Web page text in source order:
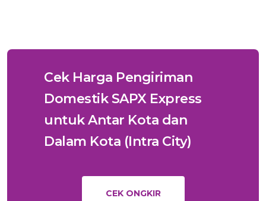
Cek Harga Pengiriman
Domestik SAPX Express
untuk Antar Kota dan
Dalam Kota (Intra City)
CEK ONGKIR